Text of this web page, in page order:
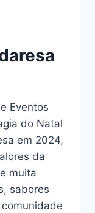
Eventos
do Natal
em 2024,
da
muita
sabores